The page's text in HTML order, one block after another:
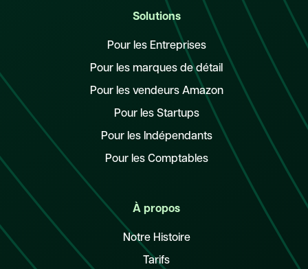
Solutions
Pour les Entreprises
Pour les marques de détail
Pour les vendeurs Amazon
Pour les Startups
Pour les Indépendants
Pour les Comptables
À propos
Notre Histoire
Tarifs